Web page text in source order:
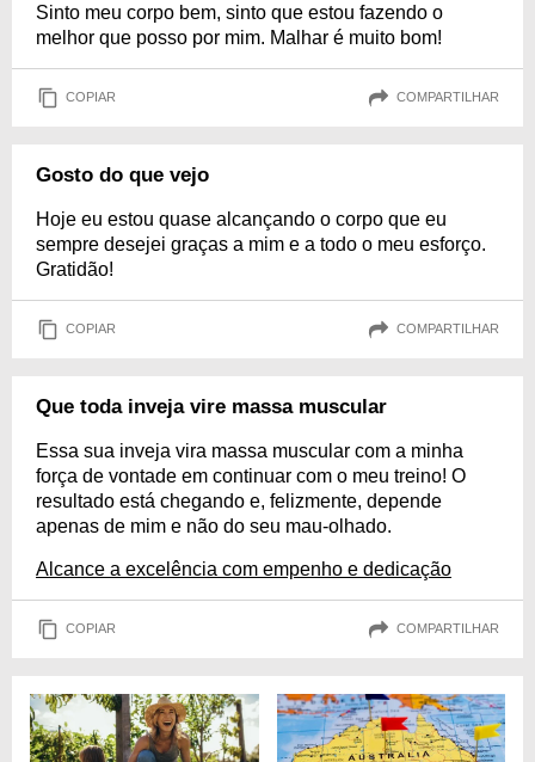
Sinto meu corpo bem, sinto que estou fazendo o
melhor que posso por mim. Malhar é muito bom!
COPIAR COMPARTILHAR
Gosto do que vejo
Hoje eu estou quase alcançando o corpo que eu
sempre desejei graças a mim e a todo o meu esforço.
Gratidão!
COPIAR COMPARTILHAR
Que toda inveja vire massa muscular
Essa sua inveja vira massa muscular com a minha
força de vontade em continuar com o meu treino! O
resultado está chegando e, felizmente, depende
apenas de mim e não do seu mau-olhado.
Alcance a excelência com empenho e dedicação
COPIAR COMPARTILHAR